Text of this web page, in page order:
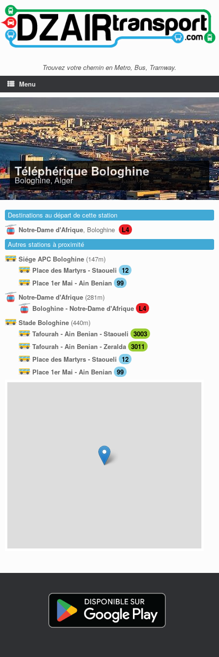
Trouvez votre chemin en Metro, Bus, Tramway.
Menu
Téléphérique Bologhine
Bologhine, Alger
Destinations au départ de cette station
Notre-Dame d'Afrique, Bologhine
L4
Autres stations à proximité
Siége APC Bologhine (147m)
Place des Martyrs - Staoueli 12
Place 1er Mai - Ain Benian 99
Notre-Dame d'Afrique (281m)
Bologhine - Notre-Dame d'Afrique L4
Stade Bologhine (440m)
Tafourah - Ain Benian - Staoueli 3003
Tafourah - Ain Benian - Zeralda 3011
Place des Martyrs - Staoueli 12
Place 1er Mai - Ain Benian 99